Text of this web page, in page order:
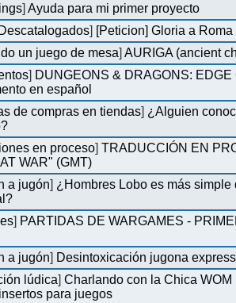
]Ayuda para mi primer proyecto
] [Peticion] Gloria a Roma
un juego de mesa]AURIGA (ancient
] DUNGEONS & DRAGONS:
en español
de compras en tiendas] ¿Alguien
en proceso]TRADUCCIÓN EN
WAR" (GMT)
a jugón] ¿Hombres Lobo es más simple
] PARTIDAS DE WARGAMES -
a jugón] Desintoxicación jugona express
lúdica]Charlando con la Chica WOM
para juegos